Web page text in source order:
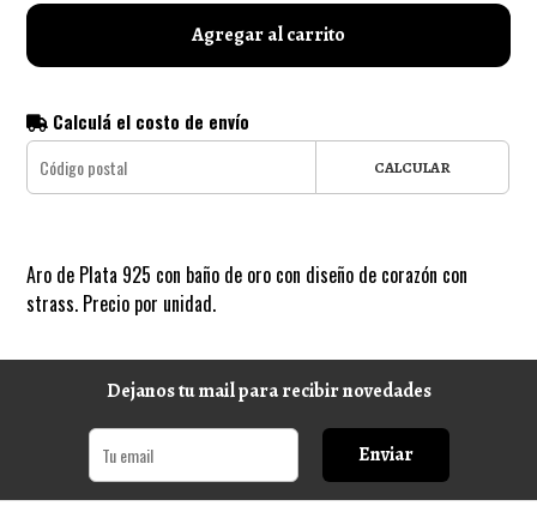
Agregar al carrito
Calculá el costo de envío
CALCULAR
Aro de Plata 925 con baño de oro con diseño de corazón con
strass. Precio por unidad.
Dejanos tu mail para recibir novedades
Enviar